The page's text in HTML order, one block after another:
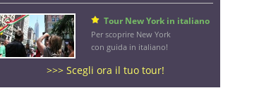
Tour New York in italiano
Per scoprire New York
con guida in italiano!
>>> Scegli ora il tuo tour!